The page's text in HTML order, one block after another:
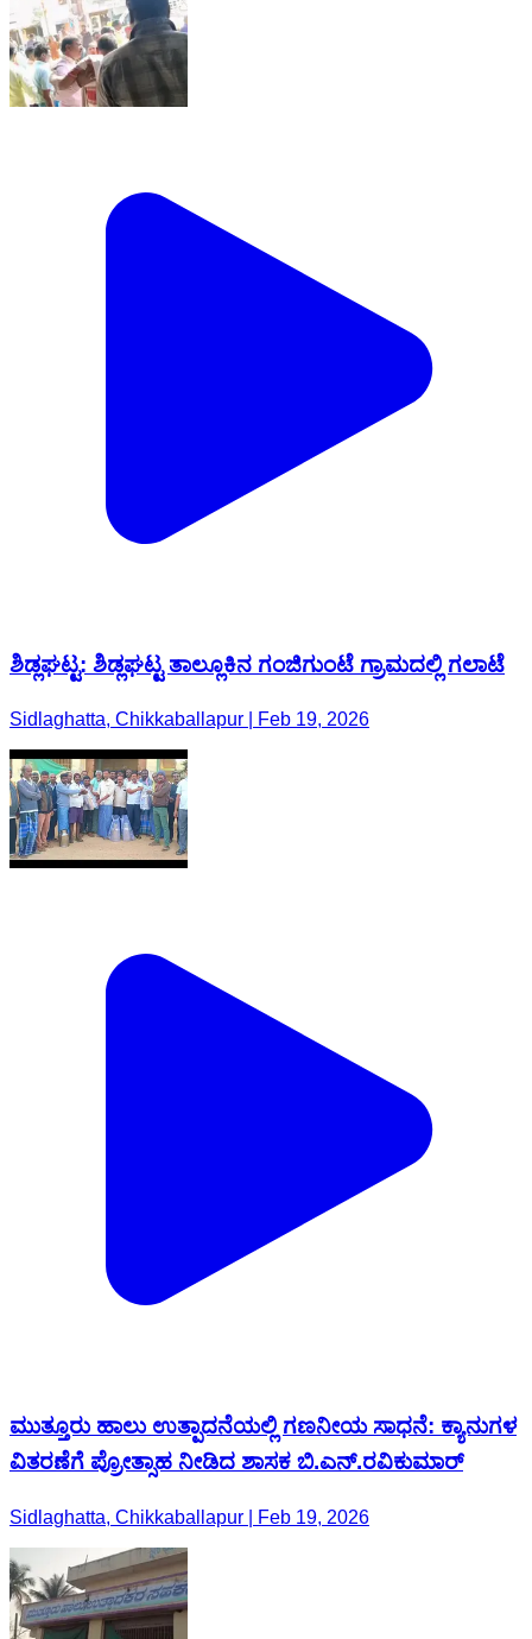
ಶಿಡ್ಲಘಟ್ಟ: ಶಿಡ್ಲಘಟ್ಟ ತಾಲ್ಲೂಕಿನ ಗಂಜಿಗುಂಟೆ ಗ್ರಾಮದಲ್ಲಿ ಗಲಾಟೆ
Sidlaghatta, Chikkaballapur | Feb 19, 2026
ಮುತ್ತೂರು ಹಾಲು ಉತ್ಪಾದನೆಯಲ್ಲಿ ಗಣನೀಯ ಸಾಧನೆ: ಕ್ಯಾನುಗಳ
ವಿತರಣೆಗೆ ಪ್ರೋತ್ಸಾಹ ನೀಡಿದ ಶಾಸಕ ಬಿ.ಎನ್.ರವಿಕುಮಾರ್
Sidlaghatta, Chikkaballapur | Feb 19, 2026